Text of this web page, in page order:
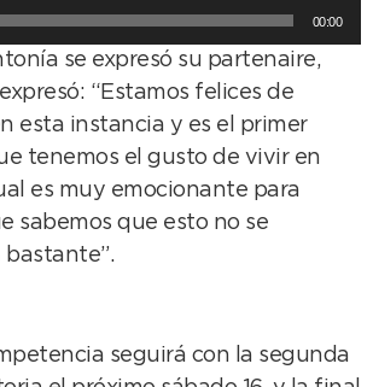
00:00
se expresó su partenaire,
“Estamos felices de
esta instancia y es el primer
tenemos el gusto de vivir en
es muy emocionante para
sabemos que esto no se
bastante”.
seguirá con la segunda